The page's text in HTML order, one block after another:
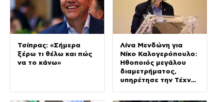
Τσίπρας: «Σήμερα
ξέρω τι θέλω και πώς
να το κάνω»
Λίνα Μενδώνη για
Νίκο Καλογερόπουλο:
Ηθοποιός μεγάλου
διαμετρήματος,
υπηρέτησε την Τέχνη